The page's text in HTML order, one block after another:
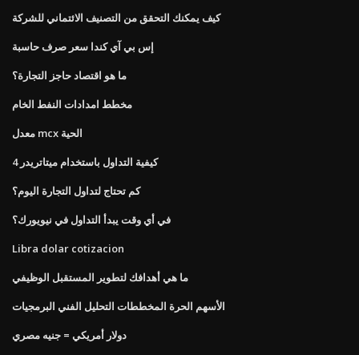
كيف يمكنك التحقق من التصنيف الائتماني للشركة
إس بي آي كندا سعر صرف حاسبة
ما هو اقتصاد حاجز التجارة؟
مخطط امدادات النفط الخام
معدل mcx الحية
كيفية التداول باستخدام ميتاتريدر 4
كم تحتاج لتداول التجارة اليوم؟
في أي وقت يبدأ التداول في نيويورك؟
Libra dolar cotizacion
ما هي أهدافك لتطوير المستقبل الوظيفي
الأسهم الحرة المخططات التحليل الفني البرمجيات
دولار أمريكي = جنيه مصري